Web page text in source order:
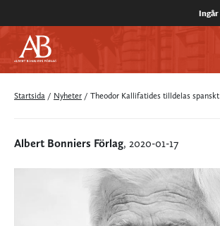
Startsida / Nyheter / Theodor Kallifatides tilldelas
Albert Bonniers Förlag, 2020-01-17